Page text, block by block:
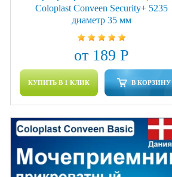
Coloplast Conveen Security+ 5235
диаметр 35 мм
от 189 Р
КУПИТЬ В 1 КЛИК В КОРЗИНУ